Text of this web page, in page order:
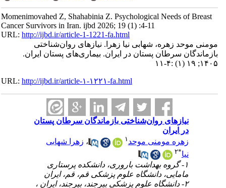
Momenimovahed Z, Shahabinia Z. Psychological Needs of Breast
Cancer Survivors in Iran. ijbd 2026; 19 (1) :4-11
URL:http://ijbd.ir/article-1-1221-fa.html
مومنی موحد زهره، شهابی نیا زهرا. نیازهای روان‌شناختی
بازماندگان سرطان پستان در ایران. بیماری‌های پستان ایران.
۱۴۰۵; ۱۹ (۱) :۴-۱۱
URL:http://ijbd.ir/article-۱-۱۲۲۱-fa.html
نیازهای روان‌شناختی بازماندگان سرطان پستان
در ایران
زهره مومنی موحد۱ ،زهرا شهابی
نیا* ۲
۱- گروه بهداشت باروری، دانشکده پرستاری
مامایی، دانشگاه علوم پزشکی قم، قم، ایران